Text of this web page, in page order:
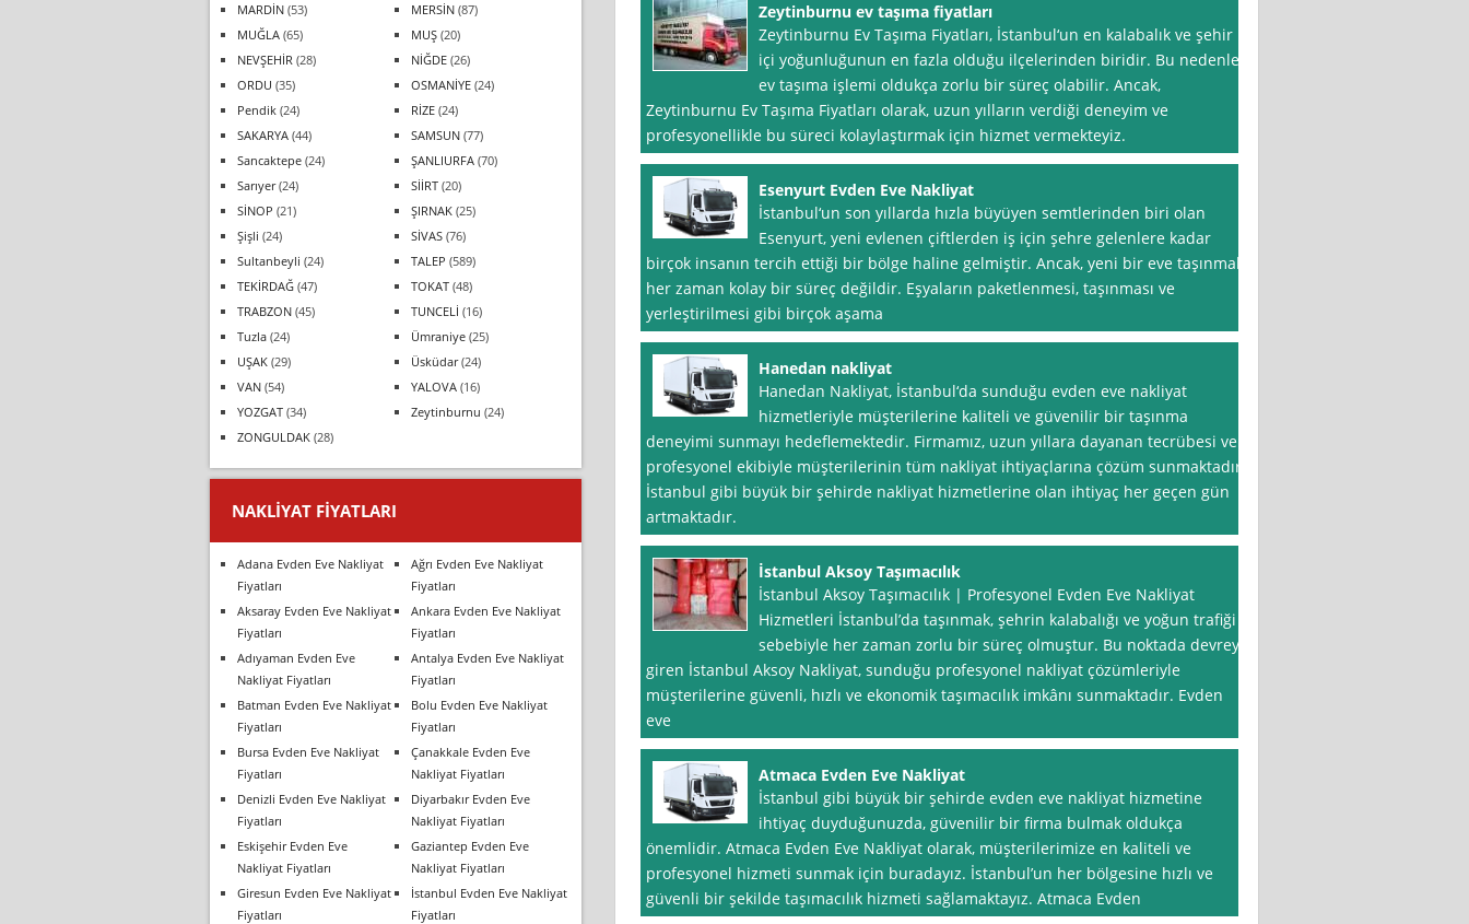
Zeytinburnu ev taşıma fiyatları
Zeytinburnu Ev Taşıma Fiyatları, İstanbul‘un en kalabalık ve şehir
içi yoğunluğunun en fazla olduğu ilçelerinden biridir. Bu nedenle,
ev taşıma işlemi oldukça zorlu bir süreç olabilir. Ancak,
Zeytinburnu Ev Taşıma Fiyatları olarak, uzun yılların verdiği deneyim ve
profesyonellikle bu süreci kolaylaştırmak için hizmet vermekteyiz.
Esenyurt Evden Eve Nakliyat
İstanbul‘un son yıllarda hızla büyüyen semtlerinden biri olan
Esenyurt, yeni evlenen çiftlerden iş için şehre gelenlere kadar
birçok insanın tercih ettiği bir bölge haline gelmiştir. Ancak, yeni bir eve taşınmak
her zaman kolay bir süreç değildir. Eşyaların paketlenmesi, taşınması ve
yerleştirilmesi gibi birçok aşama
Hanedan nakliyat
Hanedan Nakliyat, İstanbul‘da sunduğu evden eve nakliyat
hizmetleriyle müşterilerine kaliteli ve güvenilir bir taşınma
deneyimi sunmayı hedeflemektedir. Firmamız, uzun yıllara dayanan tecrübesi ve
profesyonel ekibiyle müşterilerinin tüm nakliyat ihtiyaçlarına çözüm sunmaktadır.
İstanbul gibi büyük bir şehirde nakliyat hizmetlerine olan ihtiyaç her geçen gün
artmaktadır.
İstanbul Aksoy Taşımacılık
İstanbul Aksoy Taşımacılık | Profesyonel Evden Eve Nakliyat
Hizmetleri İstanbul’da taşınmak, şehrin kalabalığı ve yoğun trafiği
sebebiyle her zaman zorlu bir süreç olmuştur. Bu noktada devreye
giren İstanbul Aksoy Nakliyat, sunduğu profesyonel nakliyat çözümleriyle
müşterilerine güvenli, hızlı ve ekonomik taşımacılık imkânı sunmaktadır. Evden
eve
Atmaca Evden Eve Nakliyat
İstanbul gibi büyük bir şehirde evden eve nakliyat hizmetine
ihtiyaç duyduğunuzda, güvenilir bir firma bulmak oldukça
önemlidir. Atmaca Evden Eve Nakliyat olarak, müşterilerimize en kaliteli ve
profesyonel hizmeti sunmak için buradayız. İstanbul’un her bölgesine hızlı ve
güvenli bir şekilde taşımacılık hizmeti sağlamaktayız. Atmaca Evden
MARDİN (53) MERSİN (87)
MUĞLA (65) MUŞ (20)
NEVŞEHİR (28) NİĞDE (26)
ORDU (35) OSMANİYE (24)
Pendik (24) RİZE (24)
SAKARYA (44) SAMSUN (77)
Sancaktepe (24) ŞANLIURFA (70)
Sarıyer(24) SİİRT (20)
SİNOP (21) ŞIRNAK (25)
Şişli (24) SİVAS (76)
Sultanbeyli (24) TALEP (589)
TEKİRDAĞ (47) TOKAT (48)
TRABZON (45) TUNCELİ (16)
Tuzla (24) Ümraniye (25)
UŞAK (29) Üsküdar(24)
VAN (54) YALOVA (16)
YOZGAT (34) Zeytinburnu (24)
ZONGULDAK (28)
NAKLIYAT FIYATLARI
Adana Evden Eve Nakliyat
Fiyatları
Ağrı Evden Eve Nakliyat
Fiyatları
Aksaray Evden Eve Nakliyat
Fiyatları
Ankara Evden Eve Nakliyat
Fiyatları
Adıyaman Evden Eve
Nakliyat Fiyatları
Antalya Evden Eve Nakliyat
Fiyatları
Batman Evden Eve Nakliyat
Fiyatları
Bolu Evden Eve Nakliyat
Fiyatları
Bursa Evden Eve Nakliyat
Fiyatları
Çanakkale Evden Eve
Nakliyat Fiyatları
Denizli Evden Eve Nakliyat
Fiyatları
Diyarbakır Evden Eve
Nakliyat Fiyatları
Eskişehir Evden Eve
Nakliyat Fiyatları
Gaziantep Evden Eve
Nakliyat Fiyatları
Giresun Evden Eve Nakliyat
Fiyatları
İstanbul Evden Eve Nakliyat
Fiyatları